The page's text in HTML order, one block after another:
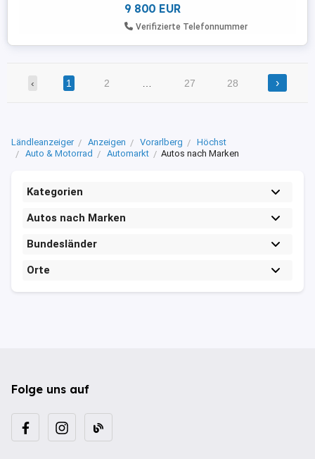
Platz und einen niedrigen
Kraftstoffverbrauch. ...
9 800 EUR
Verifizierte Telefonnummer
‹ 1 2 27 28 ›
Ländleanzeiger Anzeigen Vorarlberg
Höchst
Auto & Motorrad
Automarkt Autos nach Marken
Kategorien
Autos nach Marken
Bundesländer
Orte
Folge uns auf